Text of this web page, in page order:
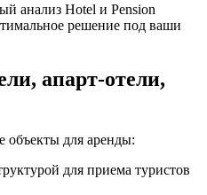
анализ Hotel и Pension
решение под ваши
апарт-отели,
объекты для аренды:
для приема туристов